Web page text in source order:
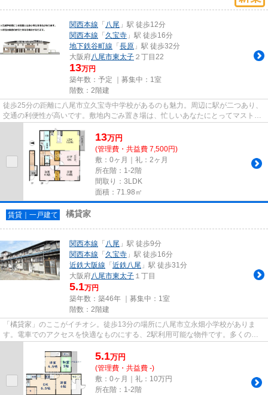
関西本線 「 八尾 」駅 徒歩12分
関西本線 「久宝寺 」駅 徒歩16分
地下鉄谷町線 「長原 」駅 徒歩32分
大阪府八尾市東太子 ２丁目22
13万円
築年数：予定 ｜募集中： 1室
階数：2階建
徒歩25分の距離に八尾市立久宝寺中学校があるのも魅力。周辺に駅が二つあり、
交通の利便性が高いです。敷地内ごみ置き場は、忙しいあなたにとってマストな
条件ではないでしょうか。通...
13万円
(管理費・共益費 7,500円)
敷：0ヶ月｜礼：2ヶ月
所在階：1-2階
間取り：3LDK
面積：71.98㎡
賃貸｜一戸建て 橘貸家
関西本線 「 八尾 」駅 徒歩9分
関西本線 「久宝寺 」駅 徒歩16分
近鉄大阪線 「近鉄八尾 」駅 徒歩31分
大阪府八尾市東太子 １丁目
5.1万円
築年数：築46年 ｜募集中： 1室
階数：2階建
「橘貸家」のここがイチオシ。徒歩13分の場所に八尾市立永畑小学校がありま
す。電車でのアクセスを快適なものにする、2駅利用可能な物件です。多くの方
にご好評の、外観も綺麗な一戸建...
5.1万円
(管理費・共益費 -)
敷：0ヶ月｜礼：10万円
所在階：1-2階